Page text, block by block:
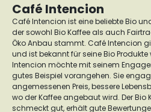
Café Intencion
Café Intencion ist eine beliebte Bio
der sowohl Bio Kaffee als auch
Öko Anbau stammt. Café Intencion
und ist bekannt für seine Bio
Intencion möchte mit seinem
gutes Beispiel vorangehen. Sie
angemessenen Preis, bessere
wo der Kaffee angebaut wird. Der Bio
schmeckt gut, erhält gute